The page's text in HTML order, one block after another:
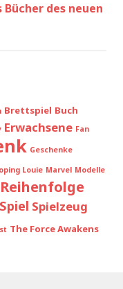
Bücher des neuen
Brettspiel Buch
Erwachsene Fan
Geschenke
Louie Marvel Modelle
Reihenfolge
Spiel Spielzeug
The Force Awakens